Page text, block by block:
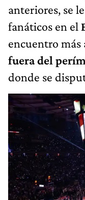
anteriores, se
fanáticos en el
encuentro más
fuera del
donde se